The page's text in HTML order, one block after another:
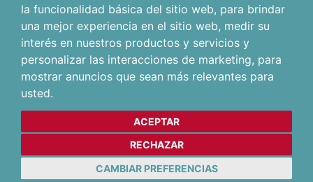
la funcionalidad básica del sitio web, para brindar
una mejor experiencia en el sitio web, medir su
interés en nuestros productos y servicios y
personalizar las interacciones de marketing, para
mostrar anuncios que sean más relevantes para
usted.
ACEPTAR
RECHAZAR
CAMBIAR PREFERENCIAS